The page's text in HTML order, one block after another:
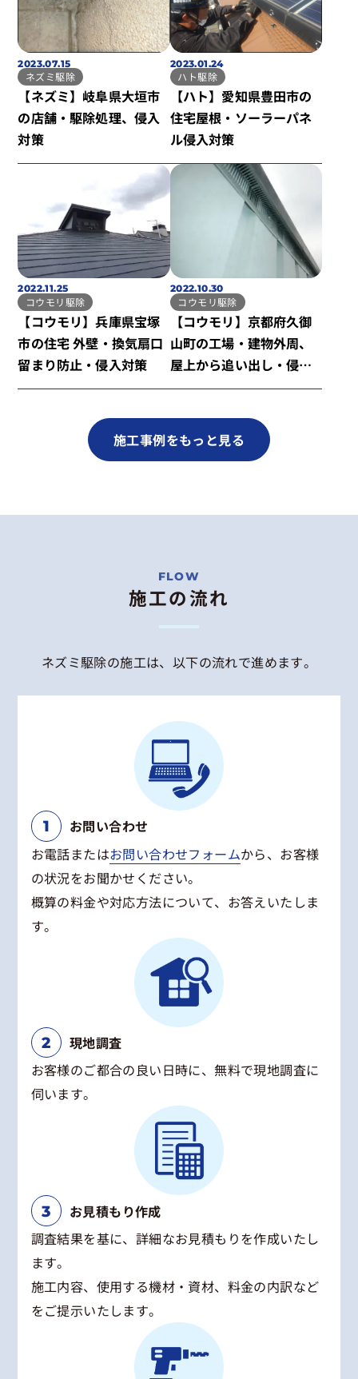
2023.07.15
ネズミ駆除
【ネズミ】岐阜県大垣市
の店舗・駆除処理、侵入
対策
2023.01.24
ハト駆除
【ハト】愛知県豊田市の
住宅屋根・ソーラーパネ
ル侵入対策
2022.11.25
コウモリ駆除
【コウモリ】兵庫県宝塚
市の住宅 外壁・換気扇口
留まり防止・侵入対策
2022.10.30
コウモリ駆除
【コウモリ】京都府久御
山町の工場・建物外周、
屋上から追い出し・侵入
対策
施工事例をもっと見る
施工の流れ
ネズミ駆除の施工は、以下の流れで進めます。
お問い合わせ
お電話またはお問い合わせフォームから、お客様
の状況をお聞かせください。
概算の料金や対応方法について、お答えいたしま
す。
現地調査
お客様のご都合の良い日時に、無料で現地調査に
伺います。
お見積もり作成
調査結果を基に、詳細なお見積もりを作成いたし
ます。
施工内容、使用する機材・資材、料金の内訳など
をご提示いたします。